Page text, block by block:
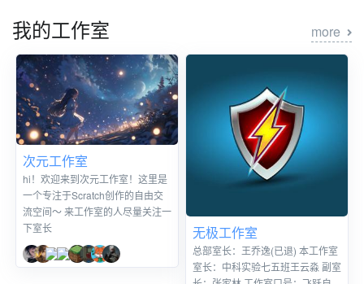
我的工作室 more
次元工作室
hi！欢迎来到次元工作室！这里是
一个专注于Scratch创作的自由交
流空间～ 来工作室的人尽量关注一
下室长
无极工作室
总部室长：王乔逸(已退) 本工作室
室长：中科实验七五班王云淼 副室